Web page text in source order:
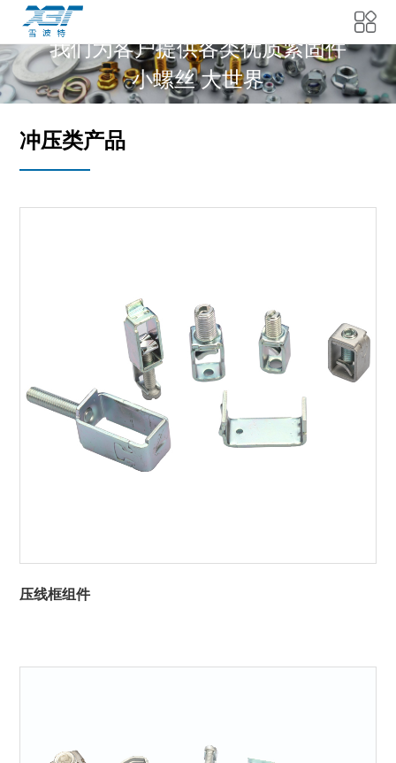
我们为客户提供各类优质紧固件
小螺丝 大世界
冲压类产品
压线框组件